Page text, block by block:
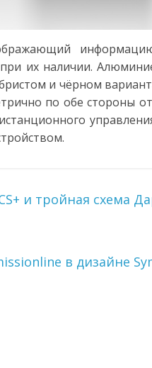
их наличии.
и чёрном
по обе стороны от
и тройная схема
в дизайне